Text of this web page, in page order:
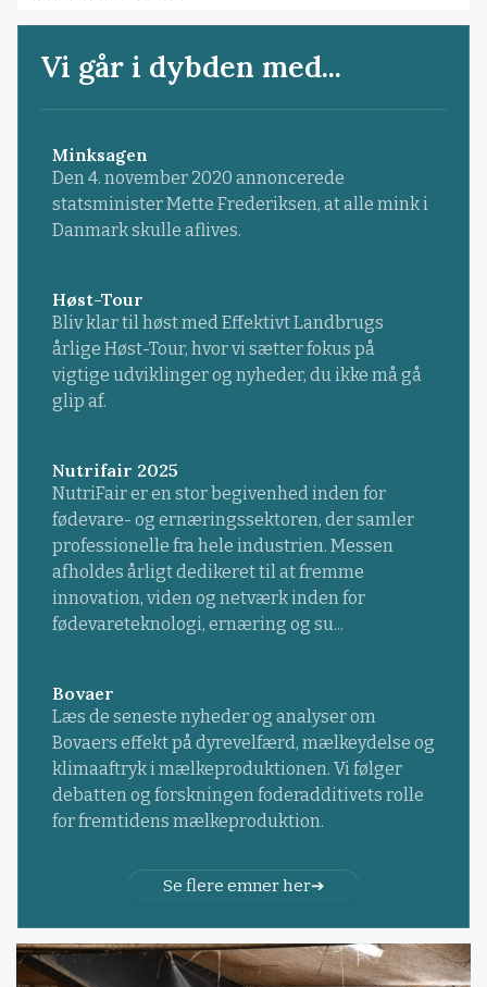
Vi går i dybden med...
Minksagen
Den 4. november 2020 annoncerede
statsminister Mette Frederiksen, at alle mink i
Danmark skulle aflives.
Høst-Tour
Bliv klar til høst med Effektivt Landbrugs
årlige Høst-Tour, hvor vi sætter fokus på
vigtige udviklinger og nyheder, du ikke må gå
glip af.
Nutrifair 2025
NutriFair er en stor begivenhed inden for
fødevare- og ernæringssektoren, der samler
professionelle fra hele industrien. Messen
afholdes årligt dedikeret til at fremme
innovation, viden og netværk inden for
fødevareteknologi, ernæring og su...
Bovaer
Læs de seneste nyheder og analyser om
Bovaers effekt på dyrevelfærd, mælkeydelse og
klimaaftryk i mælkeproduktionen. Vi følger
debatten og forskningen foderadditivets rolle
for fremtidens mælkeproduktion.
Se flere emner her